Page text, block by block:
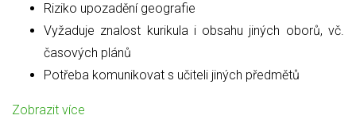
Riziko upozadění geografie
Vyžaduje znalost kurikula i obsahu jiných oborů, vč.
časových plánů
Potřeba komunikovat s učiteli jiných předmětů
Zobrazit více